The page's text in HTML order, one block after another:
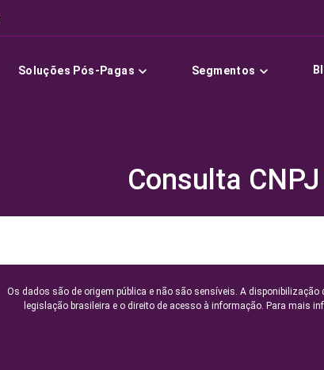
Soluções Pós-Pagas Segmentos
Consulta CNPJ
Os dados são de origem pública e não são sensíveis. A disponibilização
legislação brasileira e o direito de acesso à informação. Para mais